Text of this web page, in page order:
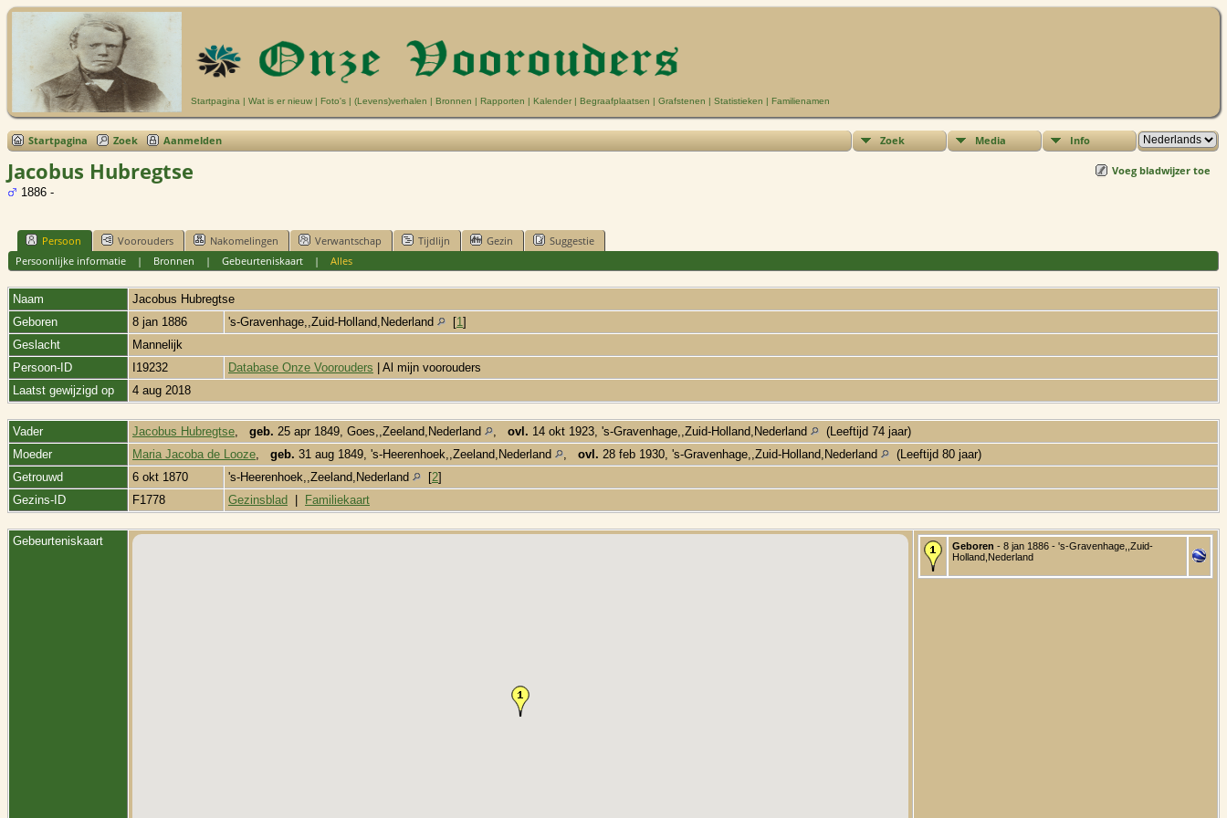
Startpagina | Wat is er nieuw | Foto's | (Levens)verhalen | Bronnen | Rapporten | Kalender | Begraafplaatsen | Grafstenen | Statistieken | Familienamen
Startpagina Zoek Aanmelden Zoek Media Info
Voeg bladwijzer toe
Jacobus Hubregtse
1886 -
Persoon Voorouders Nakomelingen Verwantschap Tijdlijn Gezin
Suggestie
Persoonlijke informatie| Bronnen | Gebeurteniskaart| Alles
Naam Jacobus Hubregtse
Geboren
8 jan 1886 's-Gravenhage,,Zuid-Holland,Nederland [1]
Geslacht
Mannelijk
Persoon-ID
I19232 Database Onze Voorouders | Al mijn voorouders
Laatst gewijzigd op
4 aug 2018
Vader Jacobus Hubregtse, geb. 25 apr 1849, Goes,,Zeeland,Nederland , ovl. 14 okt 1923, 's-Gravenhage,,Zuid-Holland,Nederland
(Leeftijd 74 jaar)
Moeder
Maria Jacoba de Looze, geb. 31 aug 1849, 's-Heerenhoek,,Zeeland,Nederland , ovl. 28 feb 1930, 's-Gravenhage,,Zuid-Holland,Nederland
(Leeftijd 80 jaar)
Getrouwd
6 okt 1870 's-Heerenhoek,,Zeeland,Nederland [2]
Gezins-ID
F1778 Gezinsblad Familiekaart
Gebeurteniskaart Geboren - 8 jan 1886 - 's-Gravenhage,,Zuid-
Holland,Nederland